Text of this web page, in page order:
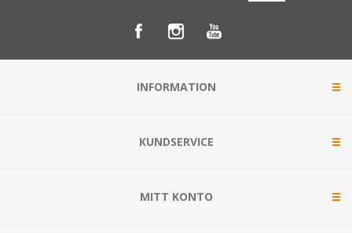
INFORMATION
KUNDSERVICE
MITT KONTO